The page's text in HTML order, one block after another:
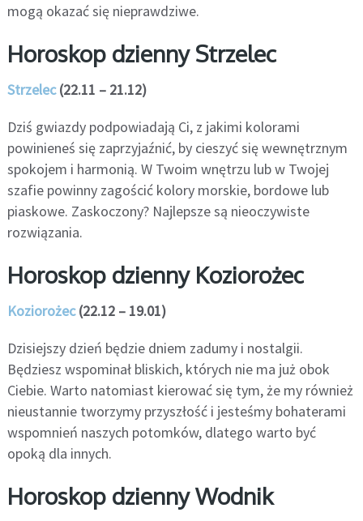
mogą okazać się nieprawdziwe.
Horoskop dzienny Strzelec
Strzelec(22.11 – 21.12)
Dziś gwiazdy podpowiadają Ci, z jakimi kolorami
powinieneś się zaprzyjaźnić, by cieszyć się wewnętrznym
spokojem i harmonią. W Twoim wnętrzu lub w Twojej
szafie powinny zagościć kolory morskie, bordowe lub
piaskowe. Zaskoczony? Najlepsze są nieoczywiste
rozwiązania.
Horoskop dzienny Koziorożec
Koziorożec(22.12 – 19.01)
Dzisiejszy dzień będzie dniem zadumy i nostalgii.
Będziesz wspominał bliskich, których nie ma już obok
Ciebie. Warto natomiast kierować się tym, że my również
nieustannie tworzymy przyszłość i jesteśmy bohaterami
wspomnień naszych potomków, dlatego warto być
opoką dla innych.
Horoskop dzienny Wodnik